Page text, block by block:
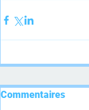
Commentaires